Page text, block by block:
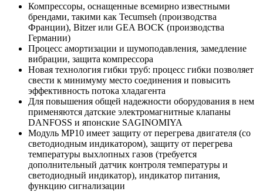
Компрессоры, оснащенные всемирно известными
брендами, такими как Tecumseh (производства
Франции), Bitzer или GEA BOCK (производства
Германии)
Процесс амортизации и шумоподавления, замедление
вибрации, защита компрессора
Новая технология гибки труб: процесс гибки позволяет
свести к минимуму место соединения и повысить
эффективность потока хладагента
Для повышения общей надежности оборудования в нем
применяются датские электромагнитные клапаны
DANFOSS и японские SAGINOMIYA
Модуль MP10 имеет защиту от перегрева двигателя (со
светодиодным индикатором), защиту от перегрева
температуры выхлопных газов (требуется
дополнительный датчик контроля температуры и
светодиодный индикатор), индикатор питания,
функцию сигнализации